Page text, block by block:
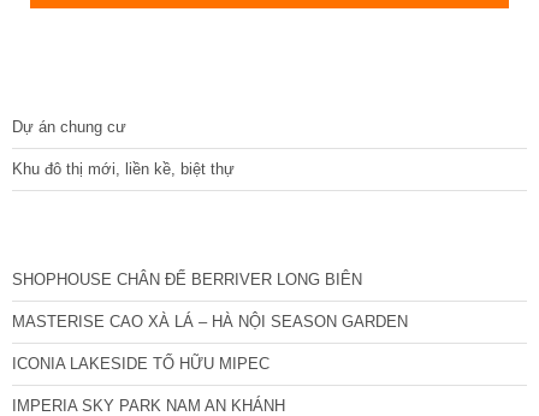
Dự án chung cư
Khu đô thị mới, liền kề, biệt thự
SHOPHOUSE CHÂN ĐẾ BERRIVER LONG BIÊN
MASTERISE CAO XÀ LÁ – HÀ NỘI SEASON GARDEN
ICONIA LAKESIDE TỐ HỮU MIPEC
IMPERIA SKY PARK NAM AN KHÁNH